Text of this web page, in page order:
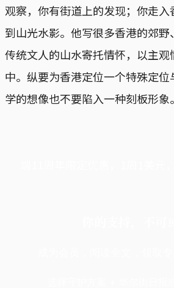
观察，你有街道上的发现；你走
到山光水影。他写很多香港的郊
传统文人的山水寄托情怀，以主观
中。纵要为香港定位一个特殊定
学的想像也不要陷入一种刻板形象。